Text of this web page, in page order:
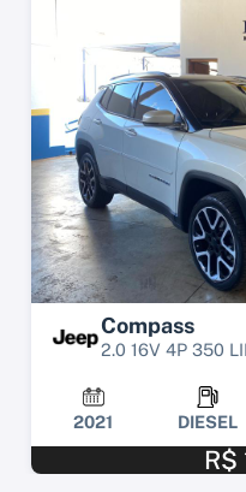
Compass
2.0 16V 4P 350
2021 DIESEL
R$